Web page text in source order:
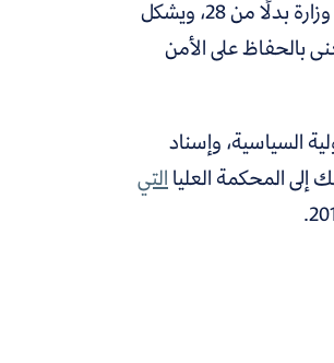
، ليقلل من الحقائب الوزارية إلى 20 وزارة بدلًا من 28، ويشكل
بالحفاظ على الأمن
السياسية، وإسناد
إلى المحكمة العلياالتي